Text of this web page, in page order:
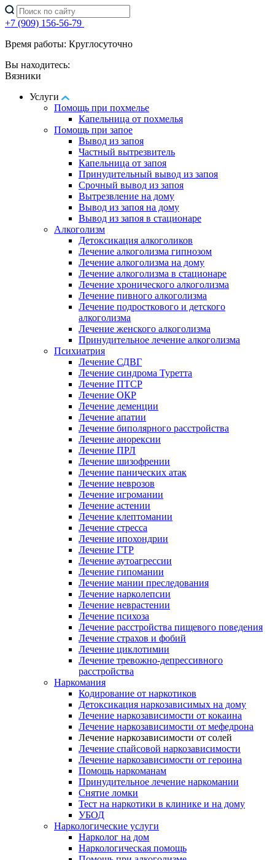
+7 (909) 156-56-79
Время работы: Круглосуточно
Вы находитесь:
Вязники
Услуги
Помощь при похмелье
Капельница от похмелья
Помощь при запое
Вывод из запоя
Частный вытрезвитель
Капельница от запоя
Принудительный вывод из запоя
Срочный вывод из запоя
Вытрезвление на дому
Вывод из запоя на дому
Вывод из запоя в стационаре
Алкоголизм
Детоксикация алкоголиков
Лечение алкоголизма гипнозом
Лечение алкоголизма на дому
Лечение алкоголизма в стационаре
Лечение хронического алкоголизма
Лечение пивного алкоголизма
Лечение подросткового и детского
алкоголизма
Лечение женского алкоголизма
Принудительное лечение алкоголизма
Психиатрия
Лечение СДВГ
Лечение синдрома Туретта
Лечение ПТСР
Лечение ОКР
Лечение деменции
Лечение апатии
Лечение биполярного расстройства
Лечение анорексии
Лечение ПРЛ
Лечение шизофрении
Лечение панических атак
Лечение неврозов
Лечение игромании
Лечение астении
Лечение клептомании
Лечение стресса
Лечение ипохондрии
Лечение ГТР
Лечение аутоагрессии
Лечение гипомании
Лечение мании преследования
Лечение нарколепсии
Лечение неврастении
Лечение психоза
Лечение расстройства пищевого поведения
Лечение страхов и фобий
Лечение циклотимии
Лечение тревожно-депрессивного
расстройства
Наркомания
Кодирование от наркотиков
Детоксикация наркозависимых на дому
Лечение наркозависимости от кокаина
Лечение наркозависимости от мефедрона
Лечение наркозависимости от солей
Лечение спайсовой наркозависимости
Лечение наркозависимости от героина
Помощь наркоманам
Принудительное лечение наркомании
Снятие ломки
Тест на наркотики в клинике и на дому
УБОД
Наркологические услуги
Нарколог на дом
Наркологическая помощь